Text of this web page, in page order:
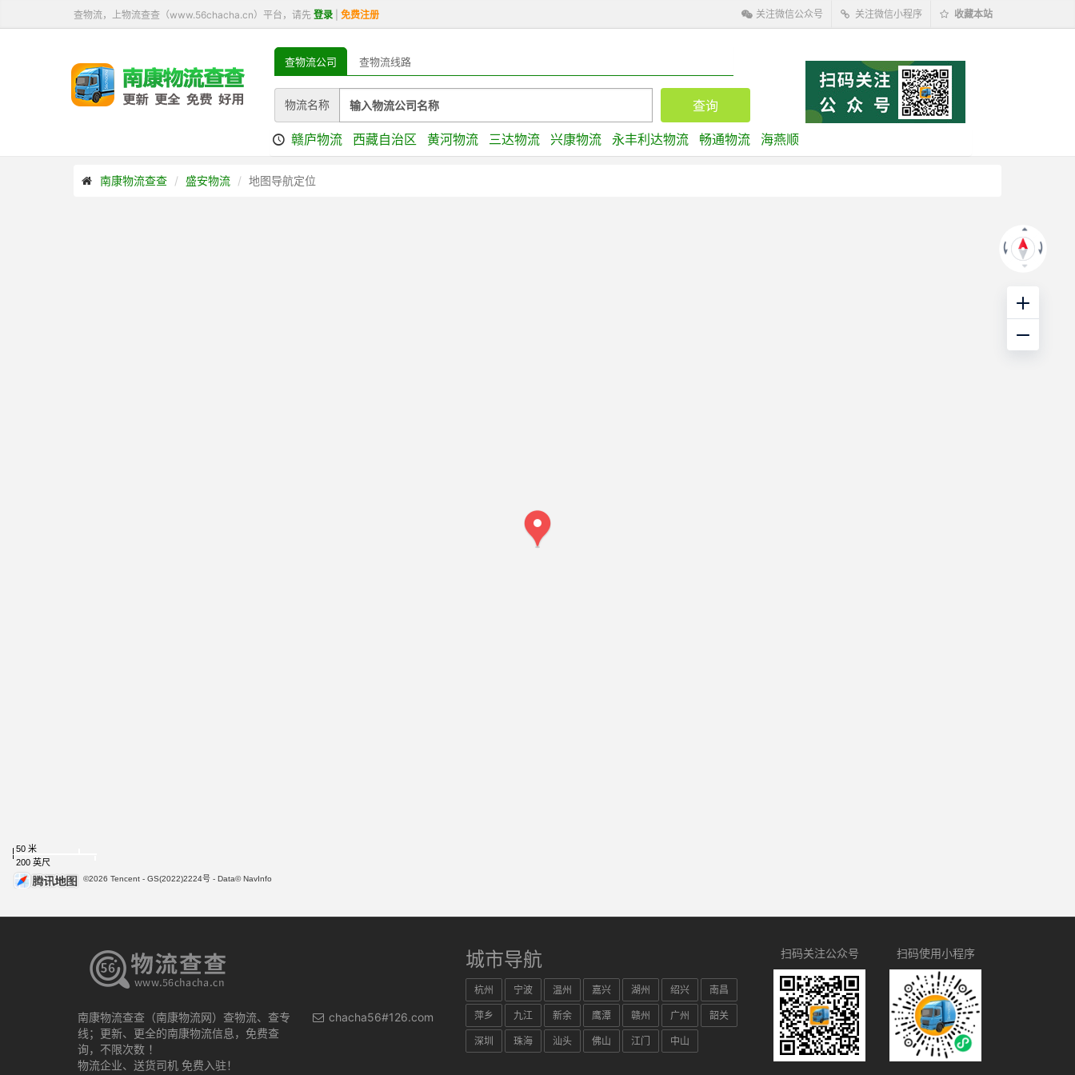
查物流，上物流查查（www.56chacha.cn）平台，请先 登录 免费注册 关注微信公众号 关注微信小程序 收藏本站
查物流公司 查物流线路
物流名称
赣庐物流 西藏自治区 黄河物流 三达物流 兴康物流 永丰利达物流 畅通物流 海燕顺
南康物流查查 盛安物流 地图导航定位
50 米
200 英尺
©2026 Tencent - GS(2022)2224号 - Data© NavInfo
南康物流查查（南康物流网）查物流、查专
线；更新、更全的南康物流信息，免费查
询，不限次数 ！
物流企业、送货司机 免费入驻！
chacha56#126.com
城市导航
杭州 宁波 温州 嘉兴 湖州 绍兴 南昌
萍乡 九江 新余 鹰潭 赣州 广州 韶关
深圳 珠海 汕头 佛山 江门 中山
扫码关注公众号 扫码使用小程序